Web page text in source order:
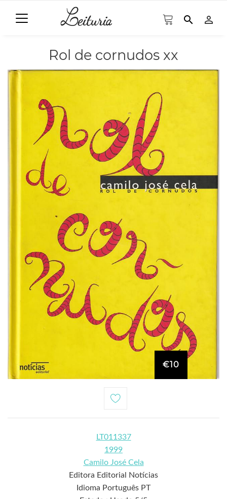
search person_outline
Rol de cornudos xx
€10
LT011337
1999
Camilo José Cela
Editora Editorial Notícias
Idioma Português PT